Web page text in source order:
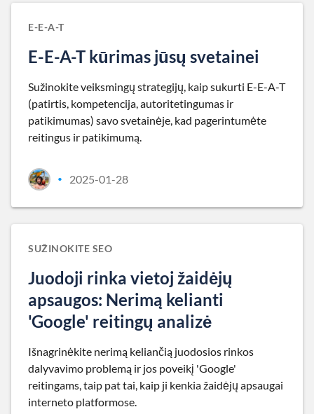
E-E-A-T
E-E-A-T kūrimas jūsų svetainei
Sužinokite veiksmingų strategijų, kaip sukurti E-E-A-T
(patirtis, kompetencija, autoritetingumas ir
patikimumas) savo svetainėje, kad pagerintumėte
reitingus ir patikimumą.
• 2025-01-28
SUŽINOKITE SEO
Juodoji rinka vietoj žaidėjų
apsaugos: Nerimą kelianti
'Google' reitingų analizė
Išnagrinėkite nerimą keliančią juodosios rinkos
dalyvavimo problemą ir jos poveikį 'Google'
reitingams, taip pat tai, kaip ji kenkia žaidėjų apsaugai
interneto platformose.